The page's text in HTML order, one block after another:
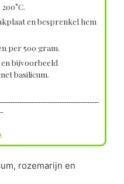
en besprenkel hem
per 500 gram.
bijvoorbeeld
basilicum.
rozemarijn en